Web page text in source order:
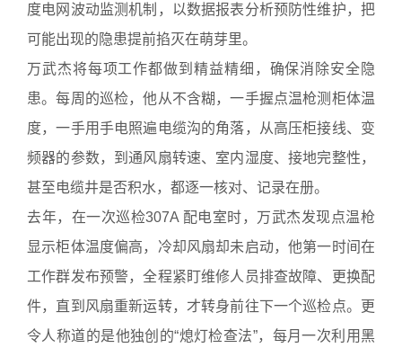
度电网波动监测机制，以数据报表分析预防性维护，把
可能出现的隐患提前掐灭在萌芽里。
万武杰将每项工作都做到精益精细，确保消除安全隐
患。每周的巡检，他从不含糊，一手握点温枪测柜体温
度，一手用手电照遍电缆沟的角落，从高压柜接线、变
频器的参数，到通风扇转速、室内湿度、接地完整性，
甚至电缆井是否积水，都逐一核对、记录在册。
去年，在一次巡检307A 配电室时，万武杰发现点温枪
显示柜体温度偏高，冷却风扇却未启动，他第一时间在
工作群发布预警，全程紧盯维修人员排查故障、更换配
件，直到风扇重新运转，才转身前往下一个巡检点。更
令人称道的是他独创的“熄灯检查法”，每月一次利用黑